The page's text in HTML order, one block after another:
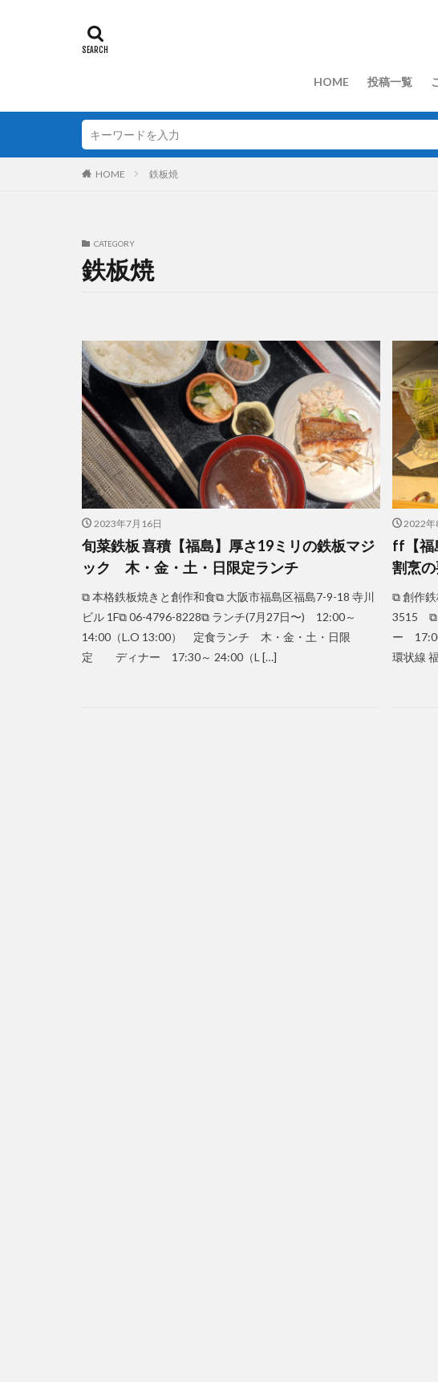
HOME 投稿一覧
HOME 鉄板焼
CATEGORY
鉄板焼
2023年7月16日
旬菜鉄板 喜積【福島】厚さ19ミリの鉄板マジ
ック 木・金・土・日限定ランチ
⧉ 本格鉄板焼きと創作和食⧉ 大阪市福島区福島7-9-18 寺川
ビル 1F⧉ 06-4796-8228⧉ ランチ(7月27日〜) 12:00～
14:00（L.O 13:00） 定食ランチ 木・金・土・日限
定 ディナー 17:30～ 24:00（L […]
2022年
ff【福
割烹
⧉ 創作
3515
ー
環状線